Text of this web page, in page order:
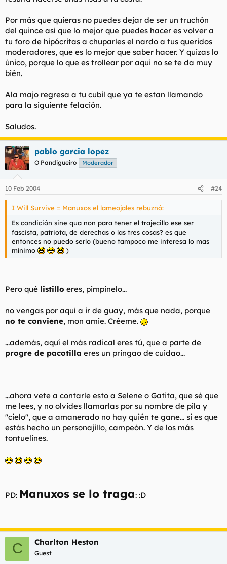
Por más que quieras no puedes dejar de ser un truchón
del quince así que lo mejor que puedes hacer es volver a
tu foro de hipócritas a chuparles el nardo a tus queridos
moderadores, que es lo mejor que saber hacer. Y quizas lo
único, porque lo que es trollear por aqui no se te da muy
bién.
Ala majo regresa a tu cubil que ya te estan llamando
para la siguiente felación.
Saludos.
pablo garcia lopez
O Pandigueiro Moderador
10 Feb 2004 #24
I Will Survive = Manuxos el lameojales rebuznó:
Es condición sine qua non para tener el trajecillo ese ser
fascista, patriota, de derechas o las tres cosas? es que
entonces no puedo serlo (bueno tampoco me interesa lo mas
mínimo
)
Pero qué listillo eres, pimpinelo...
no vengas por aquí a ir de guay, más que nada, porque
no te conviene, mon amie. Créeme.
...además, aquí el más radical eres tú, que a parte de
progre de pacotilla eres un pringao de cuidao...
...ahora vete a contarle esto a Selene o Gatita, que sé que
me lees, y no olvides llamarlas por su nombre de pila y
"cielo", que a amanerado no hay quién te gane... si es que
estás hecho un personajillo, campeón. Y de los más
tontuelines.
PD: Manuxos se lo traga: :D
C Charlton Heston
Guest